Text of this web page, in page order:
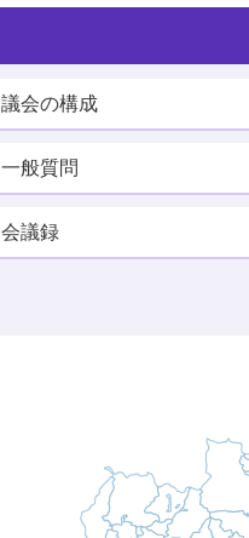
議会の構成
一般質問
会議録